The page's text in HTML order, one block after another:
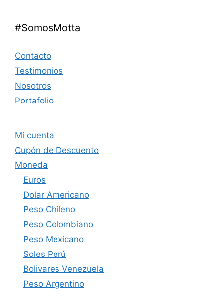
#SomosMotta
Contacto
Testimonios
Nosotros
Portafolio
Mi cuenta
Cupón de Descuento
Moneda
Euros
Dolar Americano
Peso Chileno
Peso Colombiano
Peso Mexicano
Soles Perú
Bolivares Venezuela
Peso Argentino